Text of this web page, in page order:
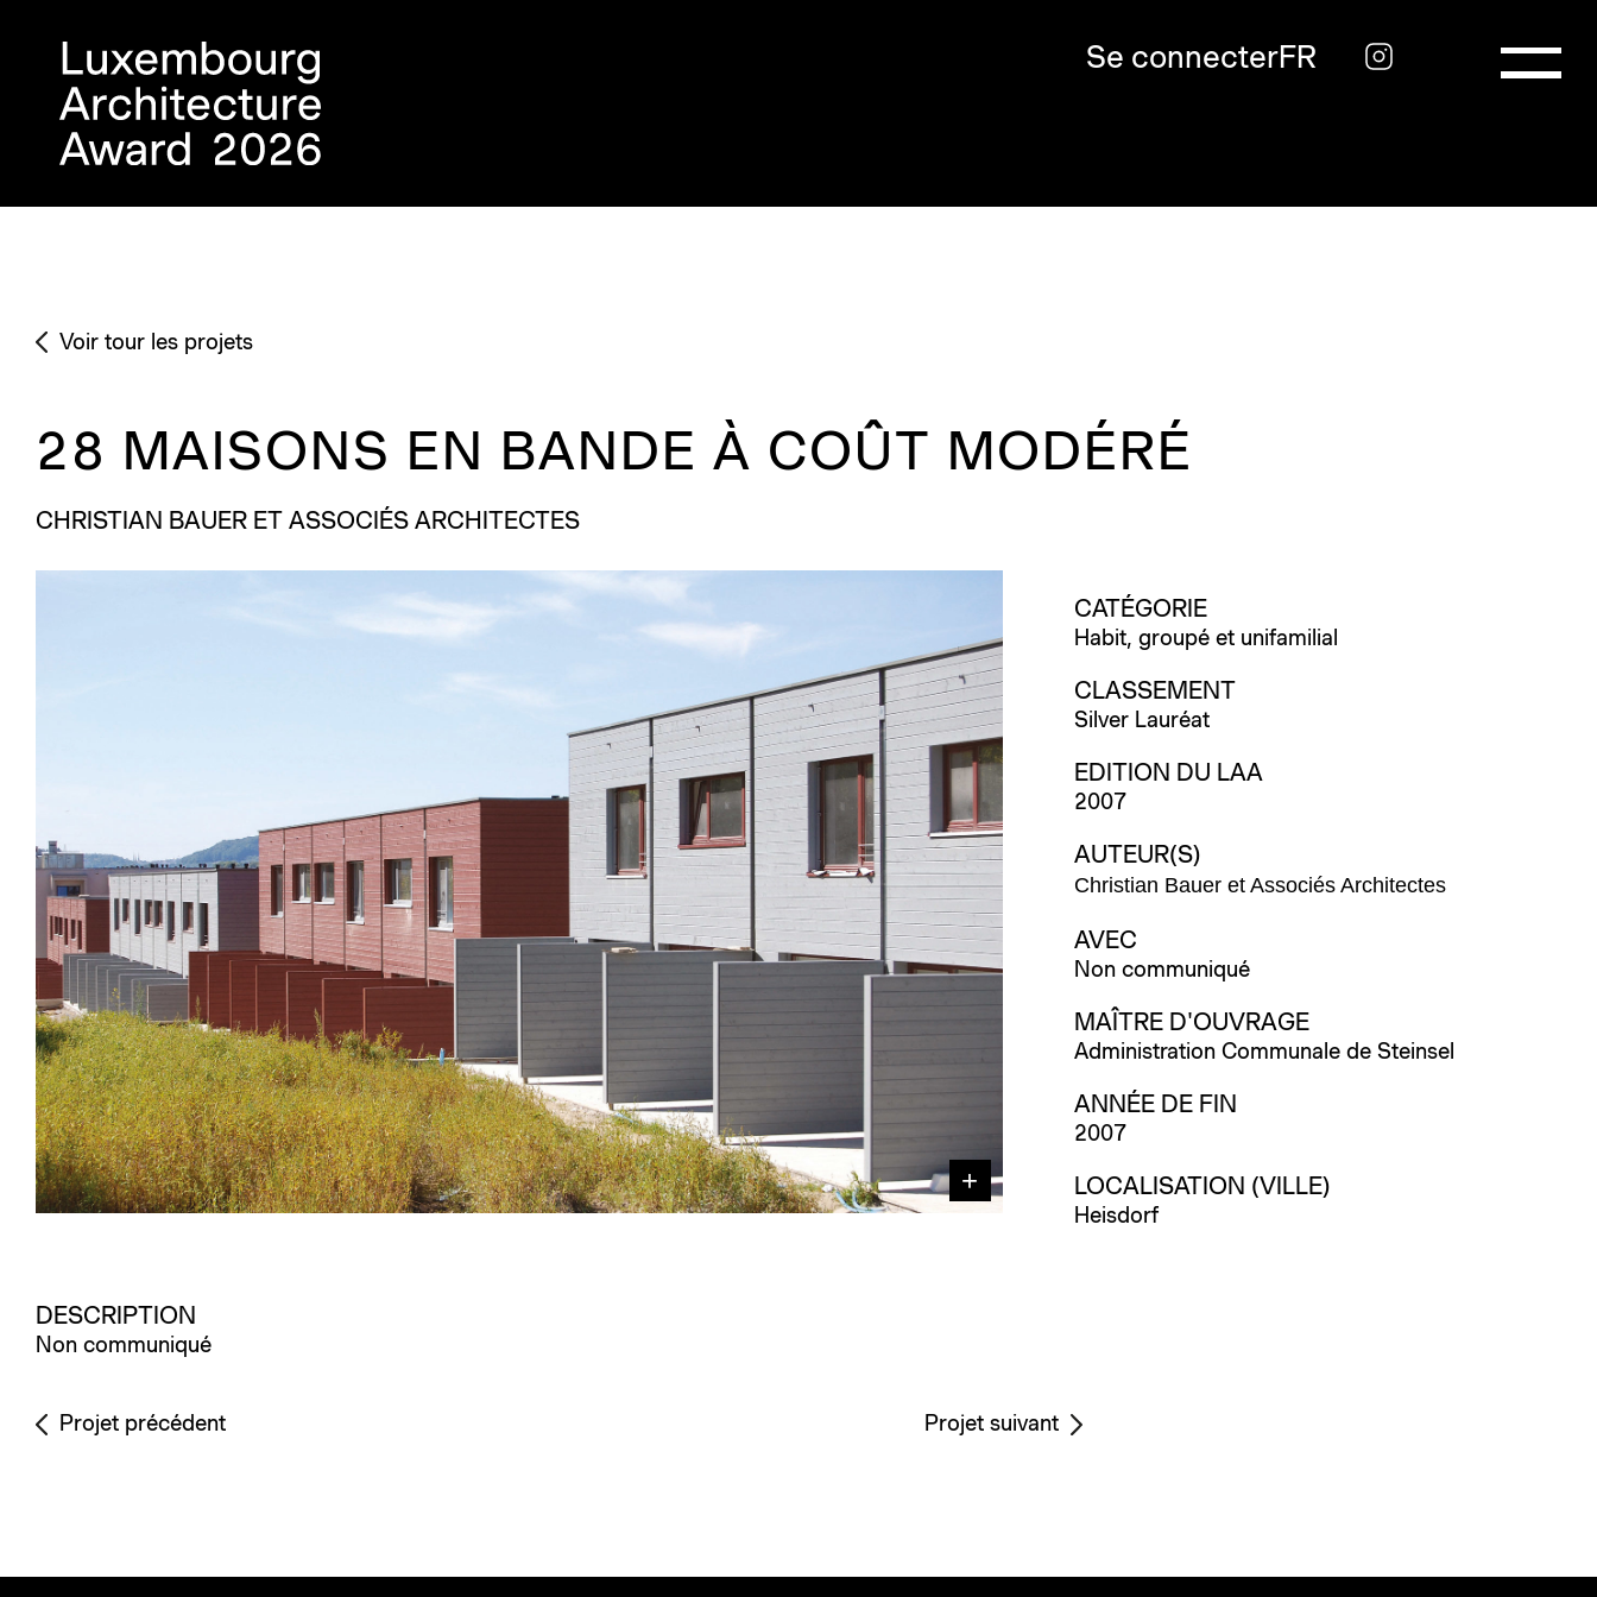
Se connecterFR
Voir tour les projets
28 MAISONS EN BANDE À COÛT MODÉRÉ
CHRISTIAN BAUER ET ASSOCIÉS ARCHITECTES
CATÉGORIE
Habit, groupé et unifamilial
CLASSEMENT
Silver Lauréat
EDITION DU LAA
2007
AUTEUR(S)
Christian Bauer et Associés Architectes
AVEC
Non communiqué
MAÎTRE D'OUVRAGE
Administration Communale de Steinsel
ANNÉE DE FIN
2007
LOCALISATION (VILLE)
Heisdorf
DESCRIPTION
Non communiqué
Projet précédent Projet suivant